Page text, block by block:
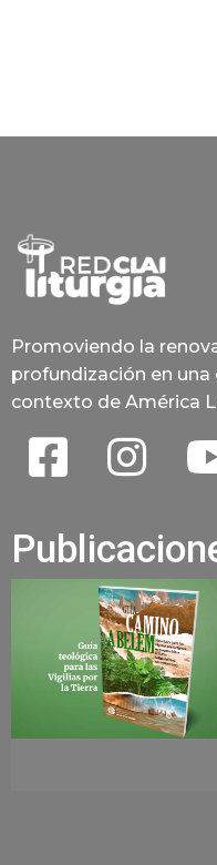
Promoviendo la
profundización en
contexto de América